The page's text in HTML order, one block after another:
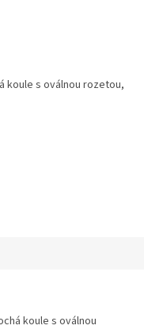
koule s oválnou rozetou,
koule s oválnou